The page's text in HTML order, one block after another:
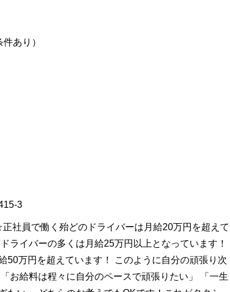
あり）
3
社員で働く殆どのドライバーは月給20万円を超えて
ライバーの多くは月給25万円以上となっています！
50万円を超えています！ このように自分の頑張り次
お給料は程々に自分のペースで頑張りたい」 「一生